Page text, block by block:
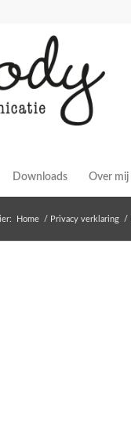
Downloads Over mij
Home / Privacy verklaring /